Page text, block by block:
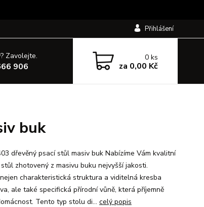
Přihlášení
Zavolejte.
906
0ks
za 0,00 Kč
buk
dřevěný psací stůl masiv buk Nabízíme Vám kvalitní
zhotovený z masivu buku nejvyšší jakosti.
charakteristická struktura a viditelná kresba
ale také specifická přírodní vůně, která příjemně
Tento typ stolu di... celý popis